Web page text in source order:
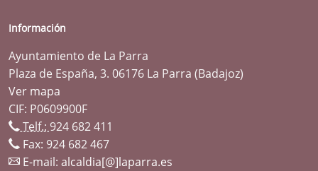
Información
Ayuntamiento de La Parra
Plaza de España, 3. 06176 La Parra (Badajoz)
Ver mapa
CIF: P0609900F
Telf.: 924 682 411
Fax: 924 682 467
E-mail: alcaldia[@]laparra.es